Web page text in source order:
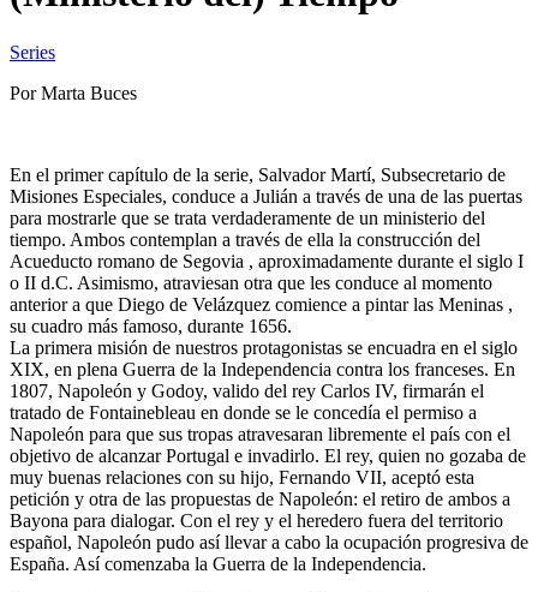
Series
Por Marta Buces
En el primer capítulo de la serie, Salvador Martí, Subsecretario de
Misiones Especiales, conduce a Julián a través de una de las puertas
para mostrarle que se trata verdaderamente de un ministerio del
tiempo. Ambos contemplan a través de ella la construcción del
Acueducto romano de Segovia , aproximadamente durante el siglo I
o II d.C. Asimismo, atraviesan otra que les conduce al momento
anterior a que Diego de Velázquez comience a pintar las Meninas ,
su cuadro más famoso, durante 1656.
La primera misión de nuestros protagonistas se encuadra en el siglo
XIX, en plena Guerra de la Independencia contra los franceses. En
1807, Napoleón y Godoy, valido del rey Carlos IV, firmarán el
tratado de Fontainebleau en donde se le concedía el permiso a
Napoleón para que sus tropas atravesaran libremente el país con el
objetivo de alcanzar Portugal e invadirlo. El rey, quien no gozaba de
muy buenas relaciones con su hijo, Fernando VII, aceptó esta
petición y otra de las propuestas de Napoleón: el retiro de ambos a
Bayona para dialogar. Con el rey y el heredero fuera del territorio
español, Napoleón pudo así llevar a cabo la ocupación progresiva de
España. Así comenzaba la Guerra de la Independencia.